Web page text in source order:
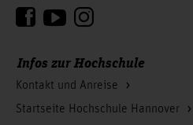
Infos zur Hochschule
Kontakt und Anreise
Startseite Hochschule Hannover